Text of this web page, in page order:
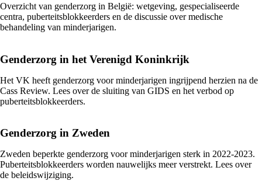
Overzicht van genderzorg in België: wetgeving, gespecialiseerde
centra, puberteitsblokkeerders en de discussie over medische
behandeling van minderjarigen.
Genderzorg in het Verenigd Koninkrijk
Het VK heeft genderzorg voor minderjarigen ingrijpend herzien na de
Cass Review. Lees over de sluiting van GIDS en het verbod op
puberteitsblokkeerders.
Genderzorg in Zweden
Zweden beperkte genderzorg voor minderjarigen sterk in 2022-2023.
Puberteitsblokkeerders worden nauwelijks meer verstrekt. Lees over
de beleidswijziging.